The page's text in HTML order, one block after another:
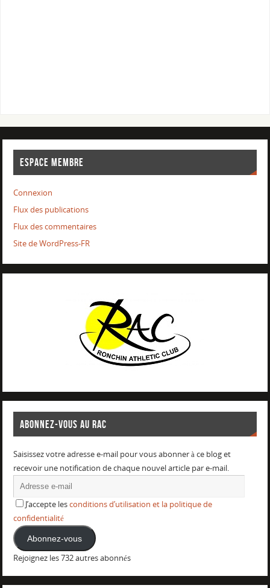
ESPACE MEMBRE
Connexion
Flux des publications
Flux des commentaires
Site de WordPress-FR
ABONNEZ-VOUS AU RAC
Saisissez votre adresse e-mail pour vous abonner à ce blog et
recevoir une notification de chaque nouvel article par e-mail.
J’accepte lesconditions d’utilisation et la politique de
confidentialité
Abonnez-vous
Rejoignez les 732 autres abonnés